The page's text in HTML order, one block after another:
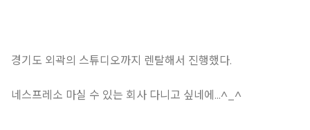
경기도 외곽의 스튜디오까지 렌탈해서 진행했다.
네스프레소 마실 수 있는 회사 다니고 싶네에…^_^